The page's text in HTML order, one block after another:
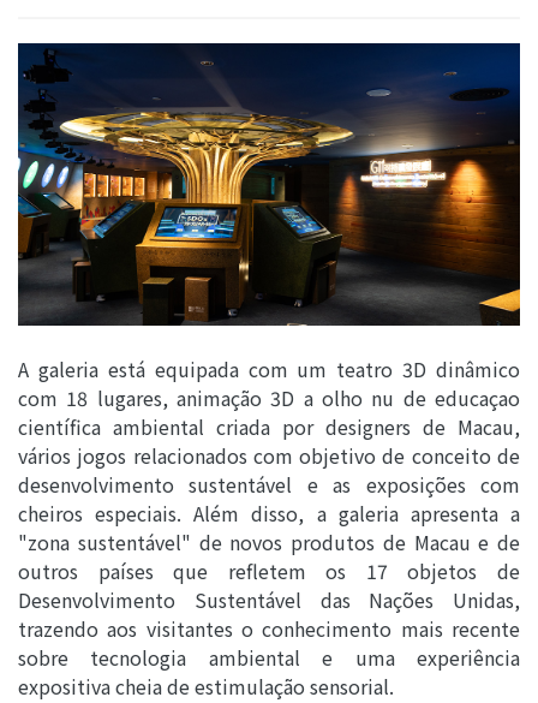
A galeria está equipada com um teatro 3D dinâmico
com 18 lugares, animação 3D a olho nu de educaçao
científica ambiental criada por designers de Macau,
vários jogos relacionados com objetivo de conceito de
desenvolvimento sustentável e as exposições com
cheiros especiais. Além disso, a galeria apresenta a
"zona sustentável" de novos produtos de Macau e de
outros países que refletem os 17 objetos de
Desenvolvimento Sustentável das Nações Unidas,
trazendo aos visitantes o conhecimento mais recente
sobre tecnologia ambiental e uma experiência
expositiva cheia de estimulação sensorial.